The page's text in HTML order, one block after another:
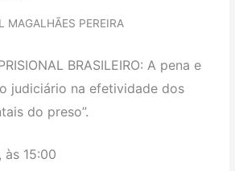
MAGALHÃES PEREIRA
BRASILEIRO: A pena e
judiciário na efetividade dos
do preso”.
15:00